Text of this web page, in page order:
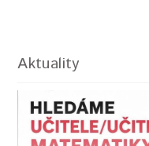
Aktuality